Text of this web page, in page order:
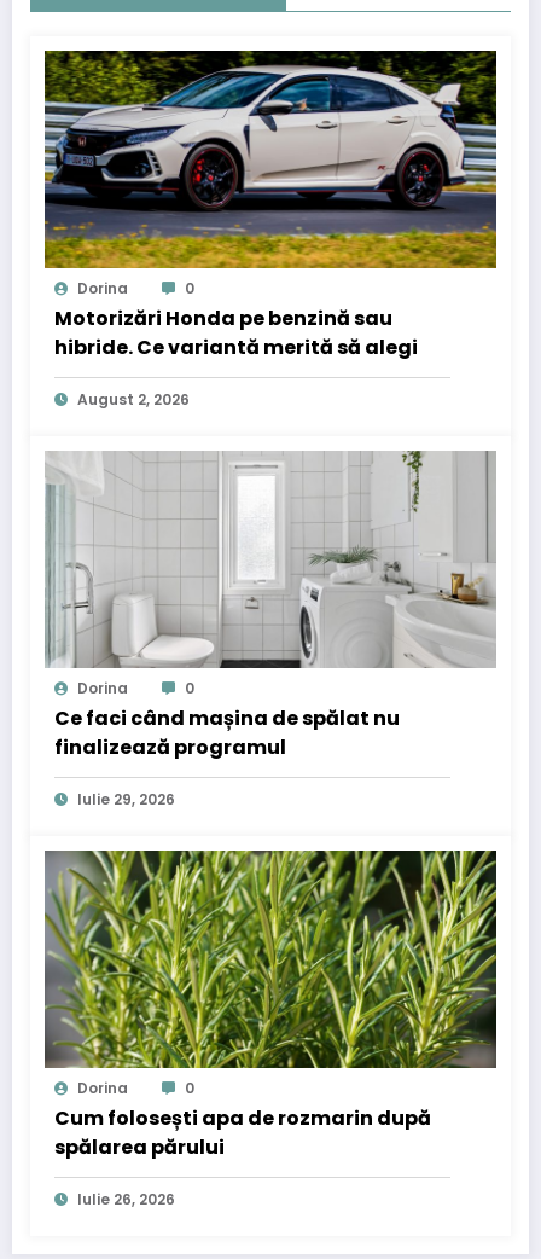
Dorina 0
Motorizări Honda pe benzină sau
hibride. Ce variantă merită să alegi
August 2, 2026
Dorina 0
Ce faci când mașina de spălat nu
finalizează programul
Iulie 29, 2026
Dorina 0
Cum folosești apa de rozmarin după
spălarea părului
Iulie 26, 2026